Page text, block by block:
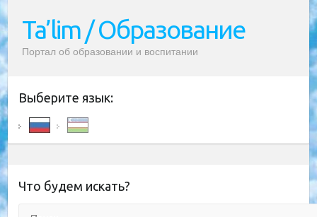
Ta’lim / Образование
Портал об образовании и воспитании
Выберите язык:
Что будем искать?